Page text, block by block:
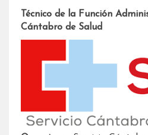
Técnico de la Función
Cántabro de Salud